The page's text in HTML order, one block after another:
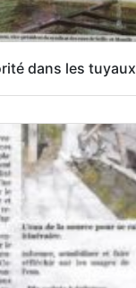
dans les tuyaux